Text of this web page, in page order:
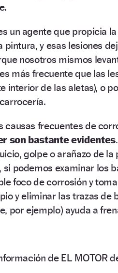
un agente que propicia
pintura, y esas lesiones
nosotros mismos
más frecuente que las
interior de las aletas), o
causas frecuentes de
son bastante evidentes
golpe o arañazo de
si podemos examinar los
foco de corrosión y
y eliminar las trazas de
por ejemplo) ayuda a
de EL MOTOR